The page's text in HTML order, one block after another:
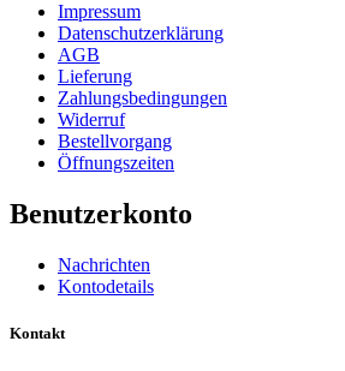
Impressum
Datenschutzerklärung
AGB
Lieferung
Zahlungsbedingungen
Widerruf
Bestellvorgang
Öffnungszeiten
Benutzerkonto
Nachrichten
Kontodetails
Kontakt